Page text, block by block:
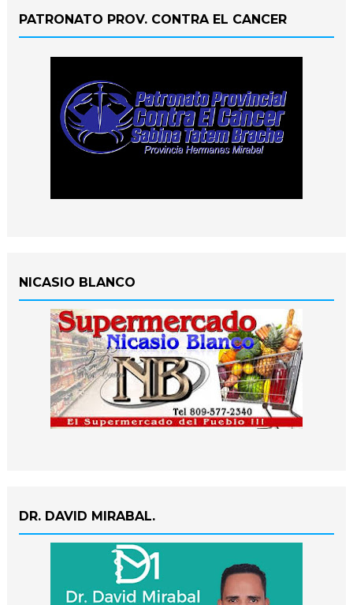
PATRONATO PROV. CONTRA EL CANCER
NICASIO BLANCO
DR. DAVID MIRABAL.